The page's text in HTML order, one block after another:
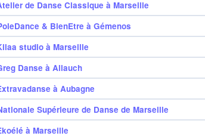
de Danse Classique à Marseille
& BienEtre à Gémenos
studio à Marseille
Danse à Allauch
à Aubagne
Supérieure de Danse de Marseille
à Marseille